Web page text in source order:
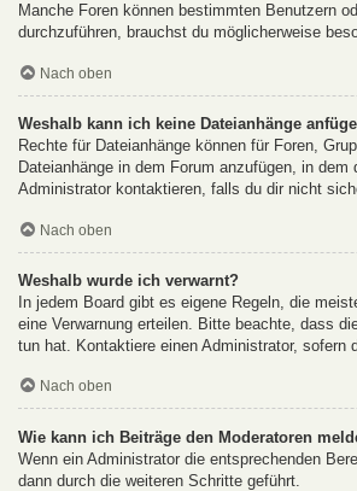
Manche Foren können bestimmten Benutzern
durchzuführen, brauchst du möglicherweise
Nach oben
Weshalb kann ich keine Dateianhänge
Rechte für Dateianhänge können für Foren,
Dateianhänge in dem Forum anzufügen, in
Administrator kontaktieren, falls du dir nicht
Nach oben
Weshalb wurde ich verwarnt?
In jedem Board gibt es eigene Regeln, die
eine Verwarnung erteilen. Bitte beachte, dass
tun hat. Kontaktiere einen Administrator,
Nach oben
Wie kann ich Beiträge den Moderatoren
Wenn ein Administrator die entsprechenden
dann durch die weiteren Schritte geführt.